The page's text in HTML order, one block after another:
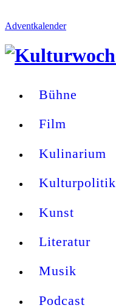
Adventkalender
Bühne
Film
Kulinarium
Kulturpolitik
Kunst
Literatur
Musik
Podcast